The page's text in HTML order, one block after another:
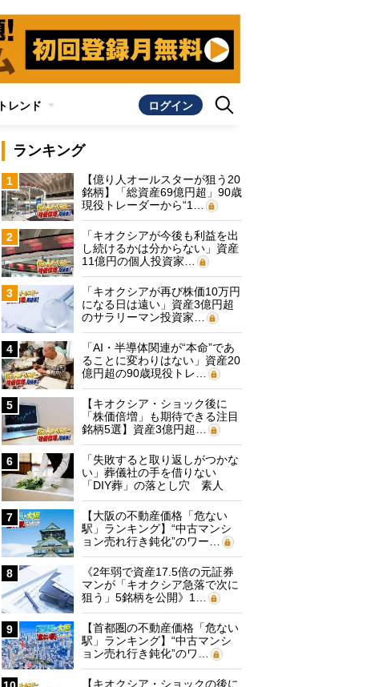
トレンド ログイン
ランキング
1
【億り人オールスターが狙う20
銘柄】「総資産69億円超」90歳
現役トレーダーから“1…
2
「キオクシアが今後も利益を出
し続けるかは分からない」資産
11億円の個人投資家…
3
「キオクシアが再び株価10万円
になる日は遠い」資産3億円超
のサラリーマン投資家…
4
「AI・半導体関連が“本命”であ
ることに変わりはない」資産20
億円超の90歳現役トレ…
5
【キオクシア・ショック後に
「株価倍増」も期待できる注目
銘柄5選】資産3億円超…
6
「失敗すると取り返しがつかな
い」葬儀社の手を借りない
「DIY葬」の落とし穴 素人
に…
7
【大阪の不動産価格「危ない
駅」ランキング】“中古マンシ
ョン売れ行き鈍化”のワー…
8
《2年弱で資産17.5倍の元証券
マンが「キオクシア急落で次に
狙う」5銘柄を公開》1…
9
【首都圏の不動産価格「危ない
駅」ランキング】“中古マンシ
ョン売れ行き鈍化”のワ…
【キオクシア・ショックの後に